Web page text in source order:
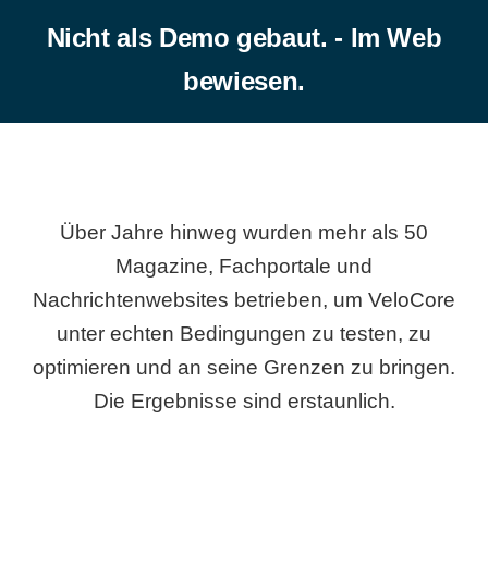
Nicht als Demo gebaut. - Im Web
bewiesen.
Über Jahre hinweg wurden mehr als 50
Magazine, Fachportale und
Nachrichtenwebsites betrieben, um VeloCore
unter echten Bedingungen zu testen, zu
optimieren und an seine Grenzen zu bringen.
Die Ergebnisse sind erstaunlich.